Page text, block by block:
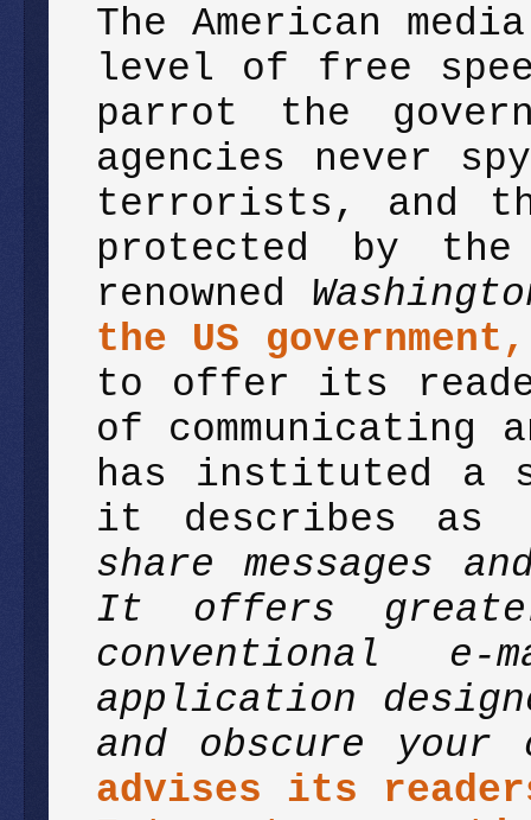
The American
level of free
parrot the
agencies never
terrorists, and
protected by
renowned
the US government,
to offer its
of communicating
has instituted a
it describes as
share messages
It offers
conventional
application
and obscure your
advises its